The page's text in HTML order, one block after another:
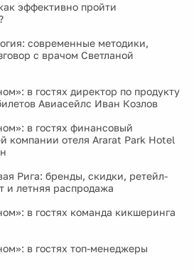
эффективно пройти
современные методики,
с врачом Светланой
в гостях директор по продукту
Авиасейлс Иван Козлов
в гостях финансовый
компании отеля Ararat Park Hotel
Рига: бренды, скидки, ретейл-
и летняя распродажа
в гостях команда кикшеринга
в гостях топ-менеджеры